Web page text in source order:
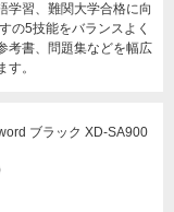
学習、難関大学合格に向
の5技能をバランスよく
考書、問題集などを幅広
。
ブラック XD-SA900